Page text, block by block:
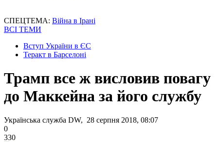
СПЕЦТЕМА: Війна в Ірані
ВСІ ТЕМИ
Вступ України в ЄС
Теракт в Барселоні
Трамп все ж висловив повагу
до Маккейна за його службу
Українська служба DW, 28 серпня 2018, 08:07
0
330